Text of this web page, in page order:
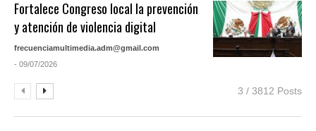
Fortalece Congreso local la prevención
y atención de violencia digital
frecuenciamultimedia.adm@gmail.com
- 09/07/2026
3 / 3812 Posts